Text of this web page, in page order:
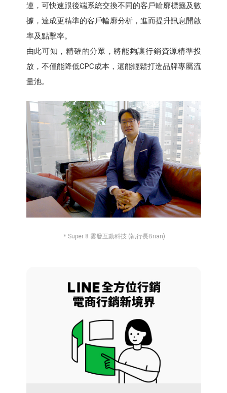
連，可快速跟後端系統交換不同的客戶輪廓標籤及數
據，達成更精準的客戶輪廓分析，進而提升訊息開啟
率及點擊率。
由此可知，精確的分眾，將能夠讓行銷資源精準投
放，不僅能降低CPC成本，還能輕鬆打造品牌專屬流
量池。
＊Super 8 雲發互動科技 (執行長Brian)